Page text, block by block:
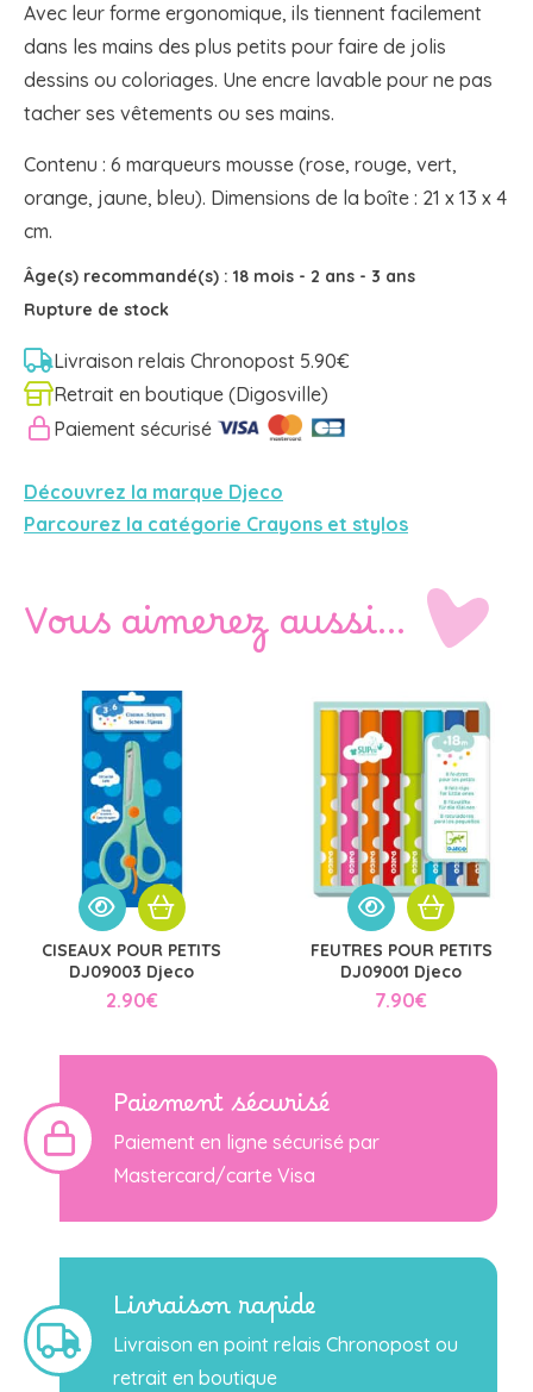
Avec leur forme ergonomique, ils tiennent facilement
dans les mains des plus petits pour faire de jolis
dessins ou coloriages. Une encre lavable pour ne pas
tacher ses vêtements ou ses mains.
Contenu : 6 marqueurs mousse (rose, rouge, vert,
orange, jaune, bleu). Dimensions de la boîte : 21 x 13 x 4
cm.
Âge(s) recommandé(s) : 18 mois - 2 ans - 3 ans
Rupture de stock
Livraison relais Chronopost 5.90€
Retrait en boutique (Digosville)
Paiement sécurisé
Découvrez la marque Djeco
Parcourez la catégorie Crayons et stylos
Vous aimerez aussi…
CISEAUX POUR PETITS
DJ09003 Djeco
2.90€
FEUTRES POUR PETITS
DJ09001 Djeco
7.90€
Paiement sécurisé
Paiement en ligne sécurisé par
Mastercard/carte Visa
Livraison rapide
Livraison en point relais Chronopost ou
retrait en boutique